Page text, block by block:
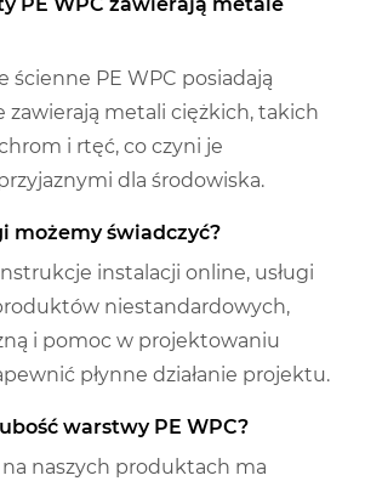
ścienne PE WPC posiadają
zawierają metali ciężkich, takich
i rtęć, co czyni je
dla środowiska.
możemy świadczyć?
instalacji online, usługi
niestandardowych,
i pomoc w projektowaniu
płynne działanie projektu.
warstwy PE WPC?
na naszych produktach ma